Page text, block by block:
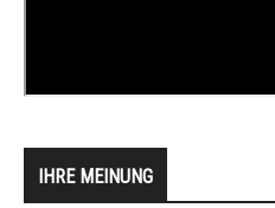
IHRE MEINUNG